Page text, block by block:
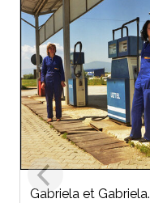
Gabriela et Gabriela.